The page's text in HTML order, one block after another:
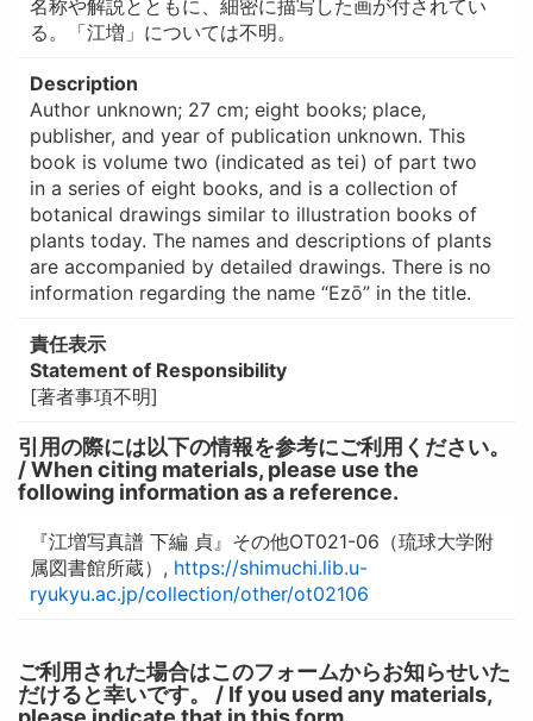
名称や解説とともに、細密に描写した画が付されてい
る。「江増」については不明。
Description
Author unknown; 27 cm; eight books; place,
publisher, and year of publication unknown. This
book is volume two (indicated as tei) of part two
in a series of eight books, and is a collection of
botanical drawings similar to illustration books of
plants today. The names and descriptions of plants
are accompanied by detailed drawings. There is no
information regarding the name “Ezō” in the title.
責任表示
Statement of Responsibility
[著者事項不明]
引用の際には以下の情報を参考にご利用ください。
/ When citing materials, please use the
following information as a reference.
『江増写真譜 下編 貞』その他OT021-06（琉球大学附
属図書館所蔵）, https://shimuchi.lib.u-
ryukyu.ac.jp/collection/other/ot02106
ご利用された場合はこのフォームからお知らせいた
だけると幸いです。 / If you used any materials,